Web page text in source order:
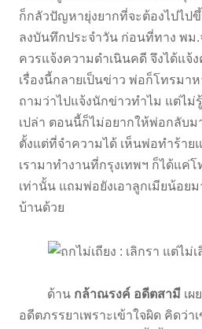
ก็กลัวปัญหายุ่งยากที่จะต้องไปไป
ลงบันทึกประจำวัน ก่อนที่ทาง พม
ควรแจ้งความดำเนินคดี จึงได้แจ้
เรื่องนี้กลายเป็นข่าว พ่อก็โทรมา
ถามว่าไปแจ้งนักข่าวทำไม แต่ไ
เปล่า ตอนนี้ก็ไม่อยากให้พ่อกลับม
ตั้งแต่ที่จำความได้ เห็นพ่อทำร้าย
เรามาทำงานที่กรุงเทพฯ ก็ได้แค่
เท่านั้น แถมพ่อยังเอาลูกเมียน้อย
บ้านด้วย
ด้าน กล้าณรงค์ อดีตสามี เผ
อดีตภรรยาเพราะเข้าใจผิด คิดว่